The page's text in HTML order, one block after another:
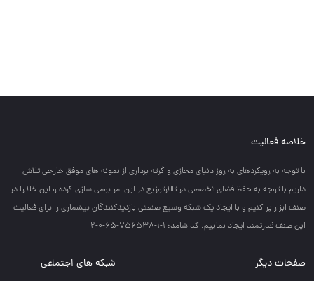
خلاصه فعالیت
با توجه به رويكردهاي به روز دنياي مجازي و گرته برداري از نمونه هاي موفق خارجي تلاش
داريم با توجه به حفظ فضاي تخصصي در تالارتوزيع در اين امر بومي سازي كرده و اين خلا را در
صنف ابزار پر كنيم و با ايجاد يك شبكه وسيع صنعتي بازديدكنندگان بيشماري را براي فعاليت
اين صنف قدرتمند ايجاد نماييم. کد شامد: 1-1-756538-65-0-2
صفحات دیگر
شبکه های اجتماعی